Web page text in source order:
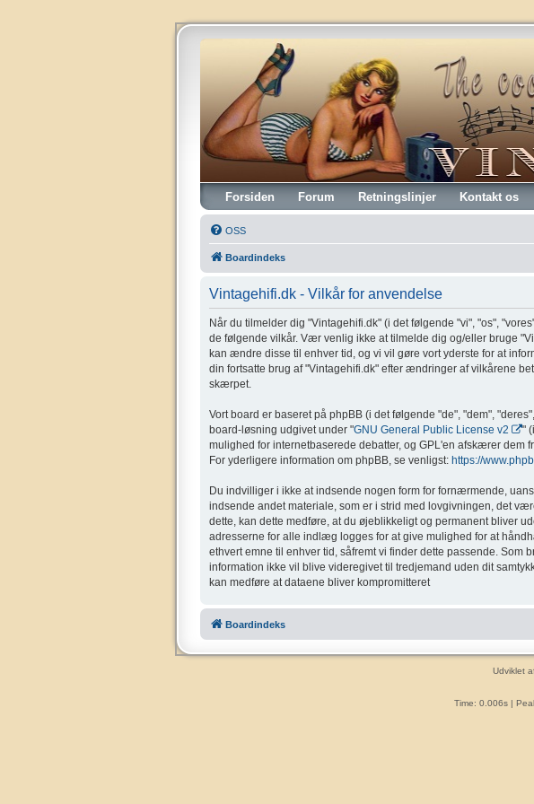
Vintagehifi.dk
Forsiden Forum Retningslinjer Kontakt os
OSS
Boardindeks
Vintagehifi.dk - Vilkår for anvendelse
Når du tilmelder dig "Vintagehifi.dk" (i det følgende "vi", "os",
de følgende vilkår. Vær venlig ikke at tilmelde dig og/eller bruge
kan ændre disse til enhver tid, og vi vil gøre vort yderste for at
din fortsatte brug af "Vintagehifi.dk" efter ændringer af vilkårene
skærpet.
Vort board er baseret på phpBB (i det følgende "de", "dem",
board-løsning udgivet under "GNU General Public License v2 "
mulighed for internetbaserede debatter, og GPL'en afskærer
For yderligere information om phpBB, se venligst: https://
Du indvilliger i ikke at indsende nogen form for fornærmende,
indsende andet materiale, som er i strid med lovgivningen, det
dette, kan dette medføre, at du øjeblikkeligt og permanent bliver
adresserne for alle indlæg logges for at give mulighed for at
ethvert emne til enhver tid, såfremt vi finder dette passende.
information ikke vil blive videregivet til tredjemand uden dit
kan medføre at dataene bliver kompromitteret
Boardindeks
Udviklet
Time: 0.006s|